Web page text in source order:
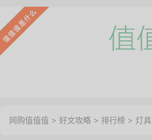
网购值值值 > 好文攻略 > 排行榜 > 灯具